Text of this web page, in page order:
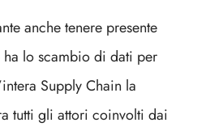
anche tenere presente
ha lo scambio di dati per
Supply Chain la
tutti gli attori coinvolti dai